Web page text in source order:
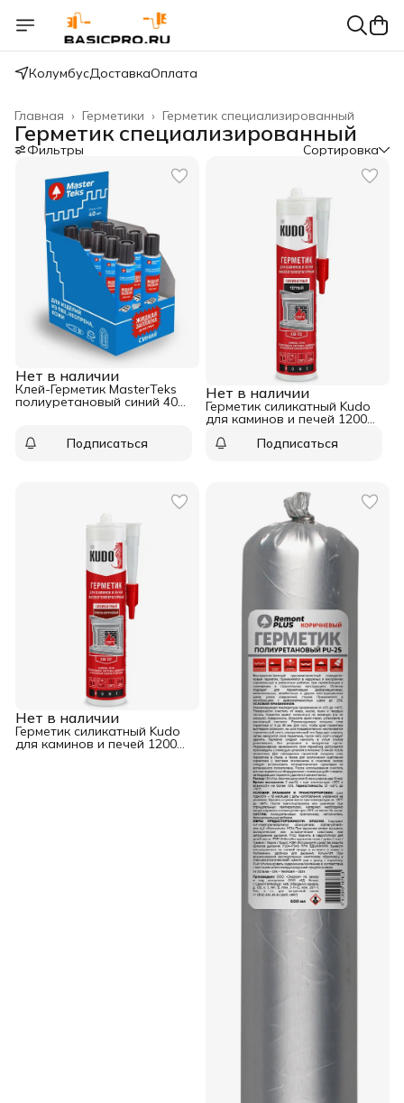
КолумбусДоставкаОплата
Герметик специализированный
Герметики ›
Главная ›
Герметик специализированный
Фильтры Сортировка
Нет в наличии
Клей-Герметик MasterTeks
полиуретановый синий 40
Подписаться
Нет в наличии
Герметик силикатный Kudo
для каминов и печей 1200С
Подписаться
Нет в наличии
Герметик силикатный Kudo
для каминов и печей 1200С